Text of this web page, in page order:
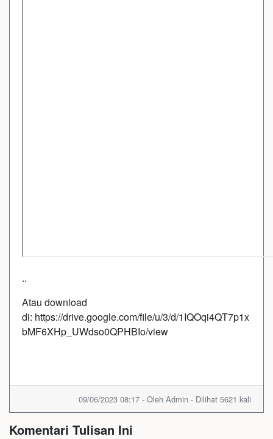
..
Atau download
di: https://drive.google.com/file/u/3/d/1IQOqi4QT7p1x
bMF6XHp_UWdso0QPHBIo/view
09/06/2023 08:17 - Oleh Admin - Dilihat 5621 kali
Komentari Tulisan Ini